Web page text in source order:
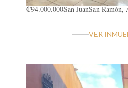
₡94.000.000San JuanSan Ramón,
VER